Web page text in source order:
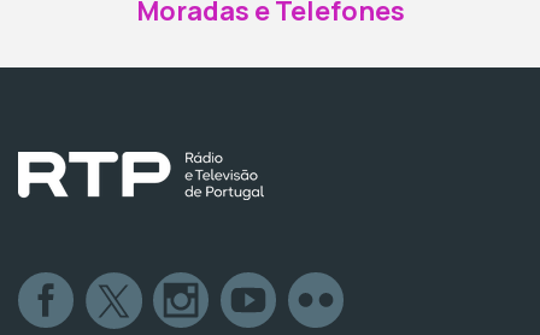
Moradas e Telefones